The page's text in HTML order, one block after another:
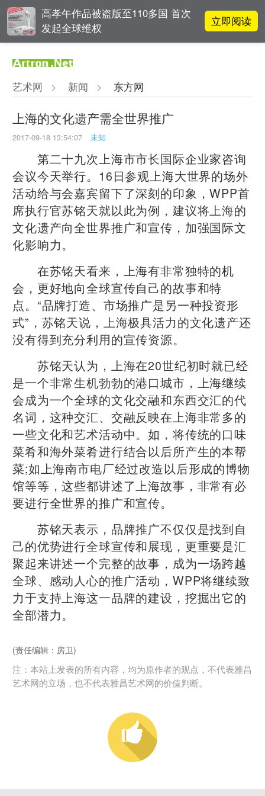
高孝午作品被盗版至110多国 首次
发起全球维权
立即阅读
影响力榜单
对话 | 在开放和自由中确立艺术价
值
李铁夫冯钢百领衔 作为群体的早期
粤籍留美艺术家
艺术网 > 新闻 > 东方网
上海的文化遗产需全世界推广
2017-09-18 13:54:07 未知
第二十九次上海市市长国际企业家咨询
会议今天举行。16日参观上海大世界的场外
活动给与会嘉宾留下了深刻的印象，WPP首
席执行官苏铭天就以此为例，建议将上海的
文化遗产向全世界推广和宣传，加强国际文
化影响力。
在苏铭天看来，上海有非常独特的机
会，更好地向全球宣传自己的故事和特
点。“品牌打造、市场推广是另一种投资形
式”，苏铭天说，上海极具活力的文化遗产还
没有得到充分利用的宣传资源。
苏铭天认为，上海在20世纪初时就已经
是一个非常生机勃勃的港口城市，上海继续
会成为一个全球的文化交融和东西交汇的代
名词，这种交汇、交融反映在上海非常多的
一些文化和艺术活动中。如，将传统的口味
菜肴和海外菜肴进行结合以后所产生的本帮
菜;如上海南市电厂经过改造以后形成的博物
馆等等，这些都讲述了上海故事，非常有必
要进行全世界的推广和宣传。
苏铭天表示，品牌推广不仅仅是找到自
己的优势进行全球宣传和展现，更重要是汇
聚起来讲述一个完整的故事，成为一场跨越
全球、感动人心的推广活动，WPP将继续致
力于支持上海这一品牌的建设，挖掘出它的
全部潜力。
(责任编辑：房卫)
注：本站上发表的所有内容，均为原作者的观点，不代表雅昌
艺术网的立场，也不代表雅昌艺术网的价值判断。